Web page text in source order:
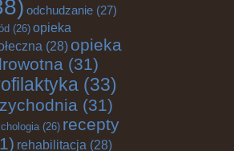
odchudzanie (27)
(26) opieka
(28) opieka
(31)
(33)
(31)
(26) recepty
rehabilitacja (28)